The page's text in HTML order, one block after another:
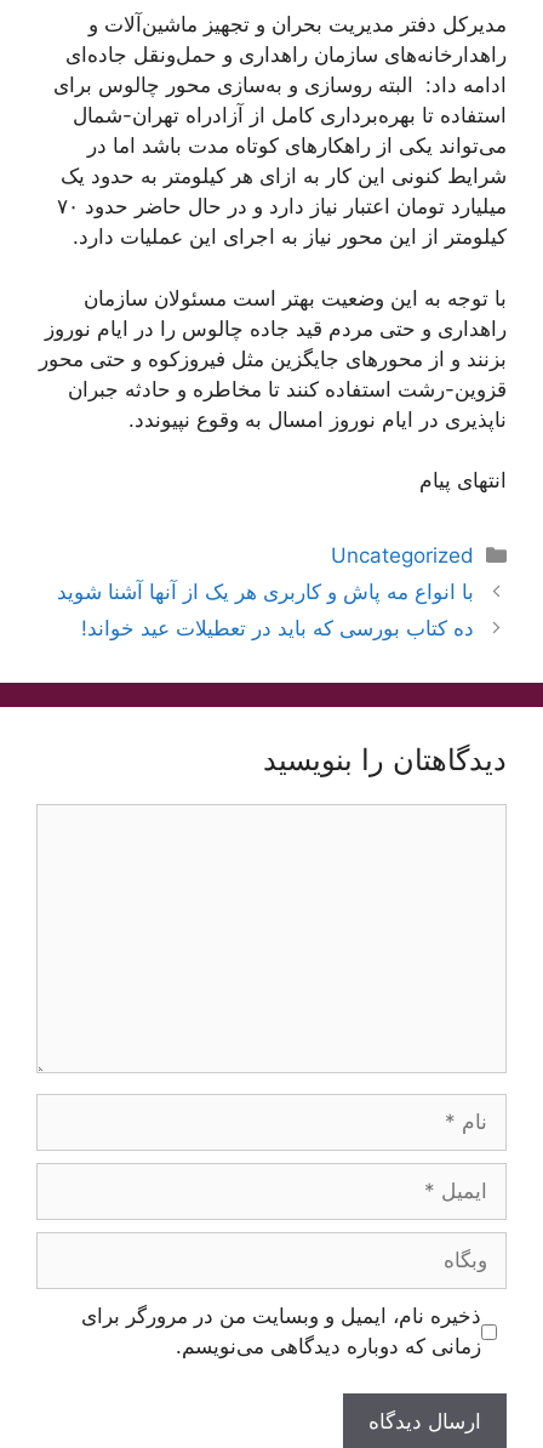
مدیرکل دفتر مدیریت بحران و تجهیز ماشین‌آلات و
راهدارخانه‌های سازمان راهداری و حمل‌ونقل جاده‌ای
ادامه داد: البته روسازی و به‌سازی محور چالوس برای
استفاده تا بهره‌برداری کامل از آزادراه تهران-شمال
می‌تواند یکی از راهکارهای کوتاه مدت باشد اما در
شرایط کنونی این کار به ازای هر کیلومتر به حدود یک
میلیارد تومان اعتبار نیاز دارد و در حال حاضر حدود ۷۰
کیلومتر از این محور نیاز به اجرای این عملیات دارد.
با توجه به این وضعیت بهتر است مسئولان سازمان
راهداری و حتی مردم قید جاده چالوس را در ایام نوروز
بزنند و از محورهای جایگزین مثل فیروزکوه و حتی محور
قزوین-رشت استفاده کنند تا مخاطره و حادثه جبران
ناپذیری در ایام نوروز امسال به وقوع نپیوندد.
انتهای پیام
دسته‌ها
Uncategorized
ناوبری
نوشته‌ها
با انواع مه پاش و کاربری هر یک از آنها آشنا شوید
ده کتاب بورسی که باید در تعطیلات عید خواند!
دیدگاهتان را بنویسید
ایمیل
وبگاه
ذخیره نام، ایمیل و وبسایت من در مرورگر برای
زمانی که دوباره دیدگاهی می‌نویسم.